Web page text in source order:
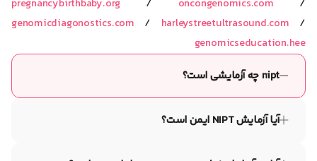
pregnancybirthbaby.org / oncongenomics.com /
genomicdiagonostics.com / harleystreetultrasound.com /
genomicseducation.hee
nipt چه آزمایشی است؟
آزمایش nipt یا همان غربالگری غیر‌تهاجمی پیش از تولد، تستی است
که با تحلیل DNA جنینی در خون مادر، ناهنجاری‌های کروموزومی
مانند سندرم داون را با دقت بالایی غربالگری می‌کند.
آیا آزمایش NIPT ایمن است؟